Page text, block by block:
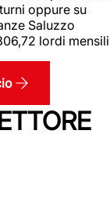
oppure su
Saluzzo
lordi mensili